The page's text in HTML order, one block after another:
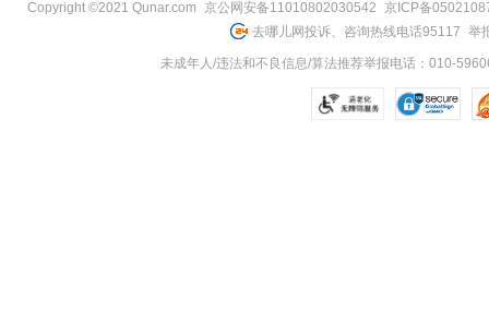
Copyright ©2021 Qunar.com 京公网安备11010802030542
京ICP备
去哪儿网投诉、咨询热线电话95117 举
未成年人/违法和不良信息/算法推荐举报电话：010-